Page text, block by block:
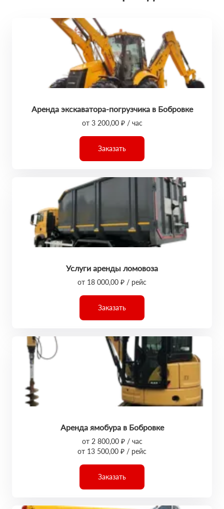
Аренда экскаватора-погрузчика в Бобровке
от 3 200,00 ₽ / час
Заказать
Услуги аренды ломовоза
от 18 000,00 ₽ / рейс
Заказать
Аренда ямобура в Бобровке
от 2 800,00 ₽ / час
от 13 500,00 ₽ / рейс
Заказать